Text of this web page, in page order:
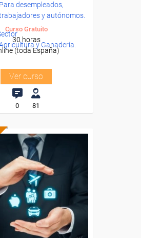
Para desempleados,
y autónomos.
y Ganadería.
Curso Gratuito
30 horas
(toda España)
Ver curso
0 81